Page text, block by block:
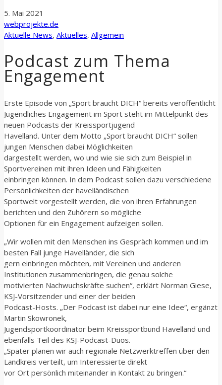
5. Mai 2021
webprojekte.de
Aktuelle News, Aktuelles, Allgemein
Podcast zum Thema
Engagement
Erste Episode von „Sport braucht DICH“ bereits veröffentlicht
Jugendliches Engagement im Sport steht im Mittelpunkt des
neuen Podcasts der Kreissportjugend
Havelland. Unter dem Motto „Sport braucht DICH“ sollen
jungen Menschen dabei Möglichkeiten
dargestellt werden, wo und wie sie sich zum Beispiel in
Sportvereinen mit ihren Ideen und Fähigkeiten
einbringen können. In dem Podcast sollen dazu verschiedene
Persönlichkeiten der havelländischen
Sportwelt vorgestellt werden, die von ihren Erfahrungen
berichten und den Zuhörern so mögliche
Optionen für ein Engagement aufzeigen sollen.
„Wir wollen mit den Menschen ins Gespräch kommen und im
besten Fall junge Havelländer, die sich
gern einbringen möchten, mit Vereinen und anderen
Institutionen zusammenbringen, die genau solche
motivierten Nachwuchskräfte suchen“, erklärt Norman Giese,
KSJ-Vorsitzender und einer der beiden
Podcast-Hosts. „Der Podcast ist dabei nur eine Idee“, ergänzt
Martin Skowronek,
Jugendsportkoordinator beim Kreissportbund Havelland und
ebenfalls Teil des KSJ-Podcast-Duos.
„Später planen wir auch regionale Netzwerktreffen über den
Landkreis verteilt, um Interessierte direkt
vor Ort persönlich miteinander in Kontakt zu bringen.“